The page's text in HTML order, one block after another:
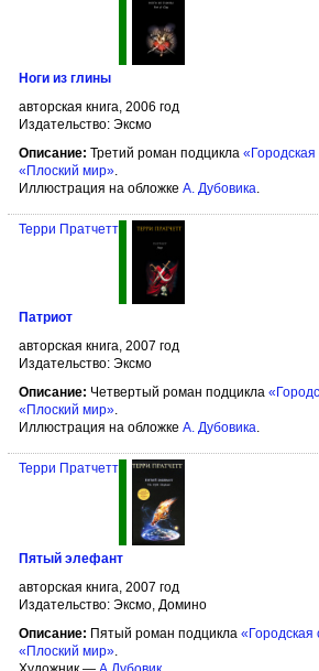
Ноги из глины
авторская книга, 2006 год
Издательство: Эксмо
Описание: Третий роман подцикла
«Плоский мир».
Иллюстрация на обложке А. Дубовика.
Терри Пратчетт
Патриот
авторская книга, 2007 год
Издательство: Эксмо
Описание: Четвертый роман подцикла
«Плоский мир».
Иллюстрация на обложке А. Дубовика.
Терри Пратчетт
Пятый элефант
авторская книга, 2007 год
Издательство: Эксмо, Домино
Описание: Пятый роман подцикла «Городская
«Плоский мир»